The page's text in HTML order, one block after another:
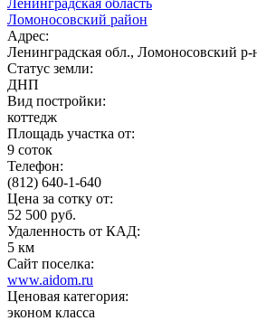
Ломоносовский район
Адрес:
Ленинградская обл., Ломоносовский
Статус земли:
ДНП
Вид постройки:
коттедж
Площадь участка от:
9 соток
Телефон:
(812) 640-1-640
Цена за сотку от:
52 500 руб.
Удаленность от КАД:
5 км
Сайт поселка:
www.aidom.ru
Ценовая категория:
эконом класса